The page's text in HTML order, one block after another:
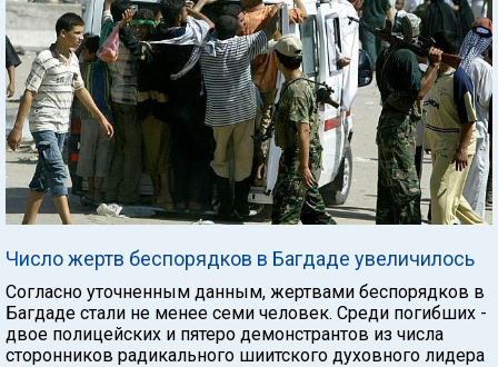
Число жертв беспорядков в Багдаде увеличилось
Согласно уточненным данным, жертвами беспорядков в
Багдаде стали не менее семи человек. Среди погибших -
двое полицейских и пятеро демонстрантов из числа
сторонников радикального шиитского духовного лидера